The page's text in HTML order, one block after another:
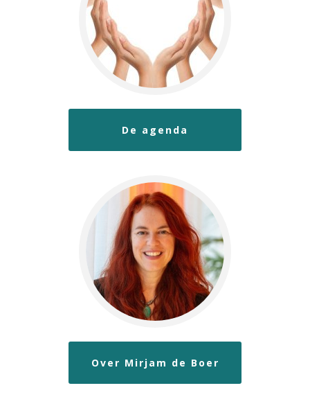
De agenda
Over Mirjam de Boer